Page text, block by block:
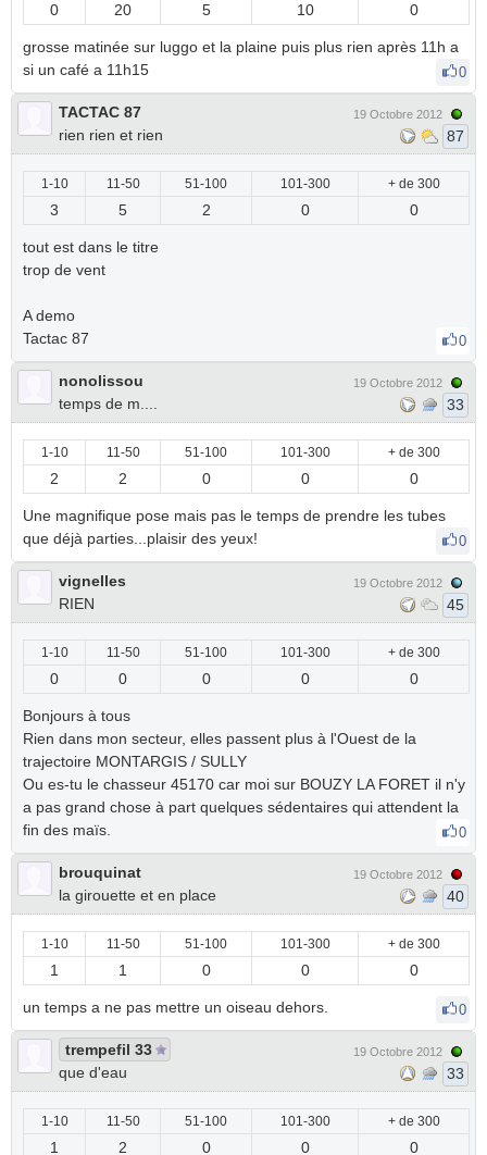
0 20 5 10 0
grosse matinée sur luggo et la plaine puis plus rien après 11h a
si un café a 11h15
0
TACTAC 87
rien rien et rien
19 Octobre 2012
87
1-10 11-50 51-100 101-300 + de 300
3 5 2 0 0
tout est dans le titre
trop de vent
A demo
Tactac 87
0
nonolissou
temps de m....
19 Octobre 2012
33
1-10 11-50 51-100 101-300 + de 300
2 2 0 0 0
Une magnifique pose mais pas le temps de prendre les tubes
que déjà parties...plaisir des yeux!
0
vignelles
RIEN
19 Octobre 2012
45
1-10 11-50 51-100 101-300 + de 300
0 0 0 0 0
Bonjours à tous
Rien dans mon secteur, elles passent plus à l'Ouest de la
trajectoire MONTARGIS / SULLY
Ou es-tu le chasseur 45170 car moi sur BOUZY LA FORET il n'y
a pas grand chose à part quelques sédentaires qui attendent la
fin des maïs.
0
brouquinat
la girouette et en place
19 Octobre 2012
40
1-10 11-50 51-100 101-300 + de 300
1 1 0 0 0
un temps a ne pas mettre un oiseau dehors. 0
trempefil 33
que d'eau
19 Octobre 2012
33
1-10 11-50 51-100 101-300 + de 300
1 2 0 0 0